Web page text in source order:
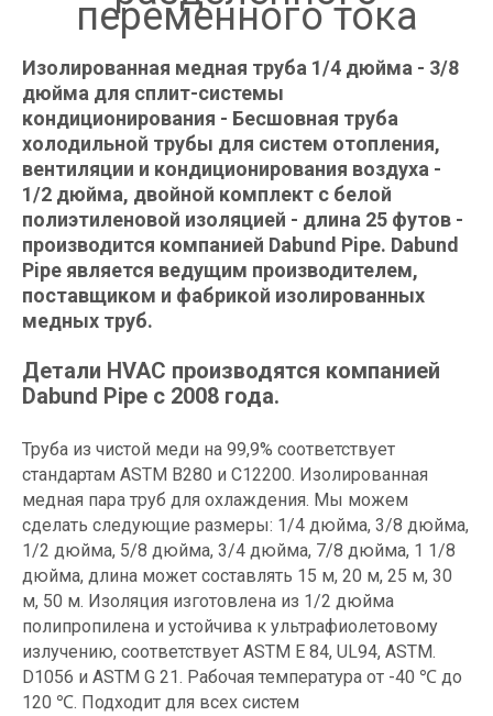
переменного тока
Изолированная медная труба 1/4 дюйма - 3/8
дюйма для сплит-системы
кондиционирования - Бесшовная труба
холодильной трубы для систем отопления,
вентиляции и кондиционирования воздуха -
1/2 дюйма, двойной комплект с белой
полиэтиленовой изоляцией - длина 25 футов -
производится компанией Dabund Pipe. Dabund
Pipe является ведущим производителем,
поставщиком и фабрикой изолированных
медных труб.
Детали HVAC производятся компанией
Dabund Pipe с 2008 года.
Труба из чистой меди на 99,9% соответствует
стандартам ASTM B280 и C12200. Изолированная
медная пара труб для охлаждения. Мы можем
сделать следующие размеры: 1/4 дюйма, 3/8 дюйма,
1/2 дюйма, 5/8 дюйма, 3/4 дюйма, 7/8 дюйма, 1 1/8
дюйма, длина может составлять 15 м, 20 м, 25 м, 30
м, 50 м. Изоляция изготовлена из 1/2 дюйма
полипропилена и устойчива к ультрафиолетовому
излучению, соответствует ASTM E 84, UL94, ASTM.
D1056 и ASTM G 21. Рабочая температура от -40 ℃ до
120 ℃. Подходит для всех систем